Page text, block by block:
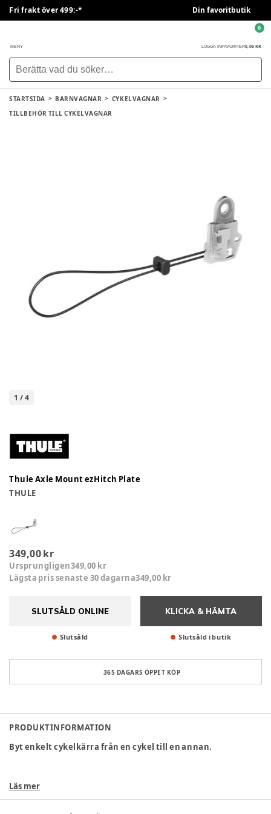
Fri frakt över 499:-* Din favoritbutik
MENY LOGGA IN FAVORITER0,00 KR
0
STARTSIDA BARNVAGNAR
CYKELVAGNAR
TILLBEHÖR TILL CYKELVAGNAR
1 /4
Thule Axle Mount ezHitch Plate
THULE
349,00 kr
Ursprungligen349,00 kr
Lägsta pris senaste 30 dagarna349,00 kr
SLUTSÅLD ONLINE
Slutsåld
KLICKA & HÄMTA
Slutsåld i butik
365 DAGARS ÖPPET KÖP
PRODUKTINFORMATION
Byt enkelt cykelkärra från en cykel till en annan.
Kompatibilitet:
Läs mer